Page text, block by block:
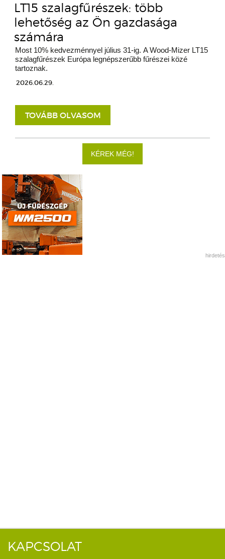
LT15 szalagfűrészek: több
lehetőség az Ön gazdasága
számára
Most 10% kedvezménnyel július 31-ig. A Wood-Mizer LT15
szalagfűrészek Európa legnépszerűbb fűrészei közé
tartoznak.
2026.06.29.
TOVÁBB OLVASOM
KÉREK MÉG!
hirdetés
KAPCSOLAT